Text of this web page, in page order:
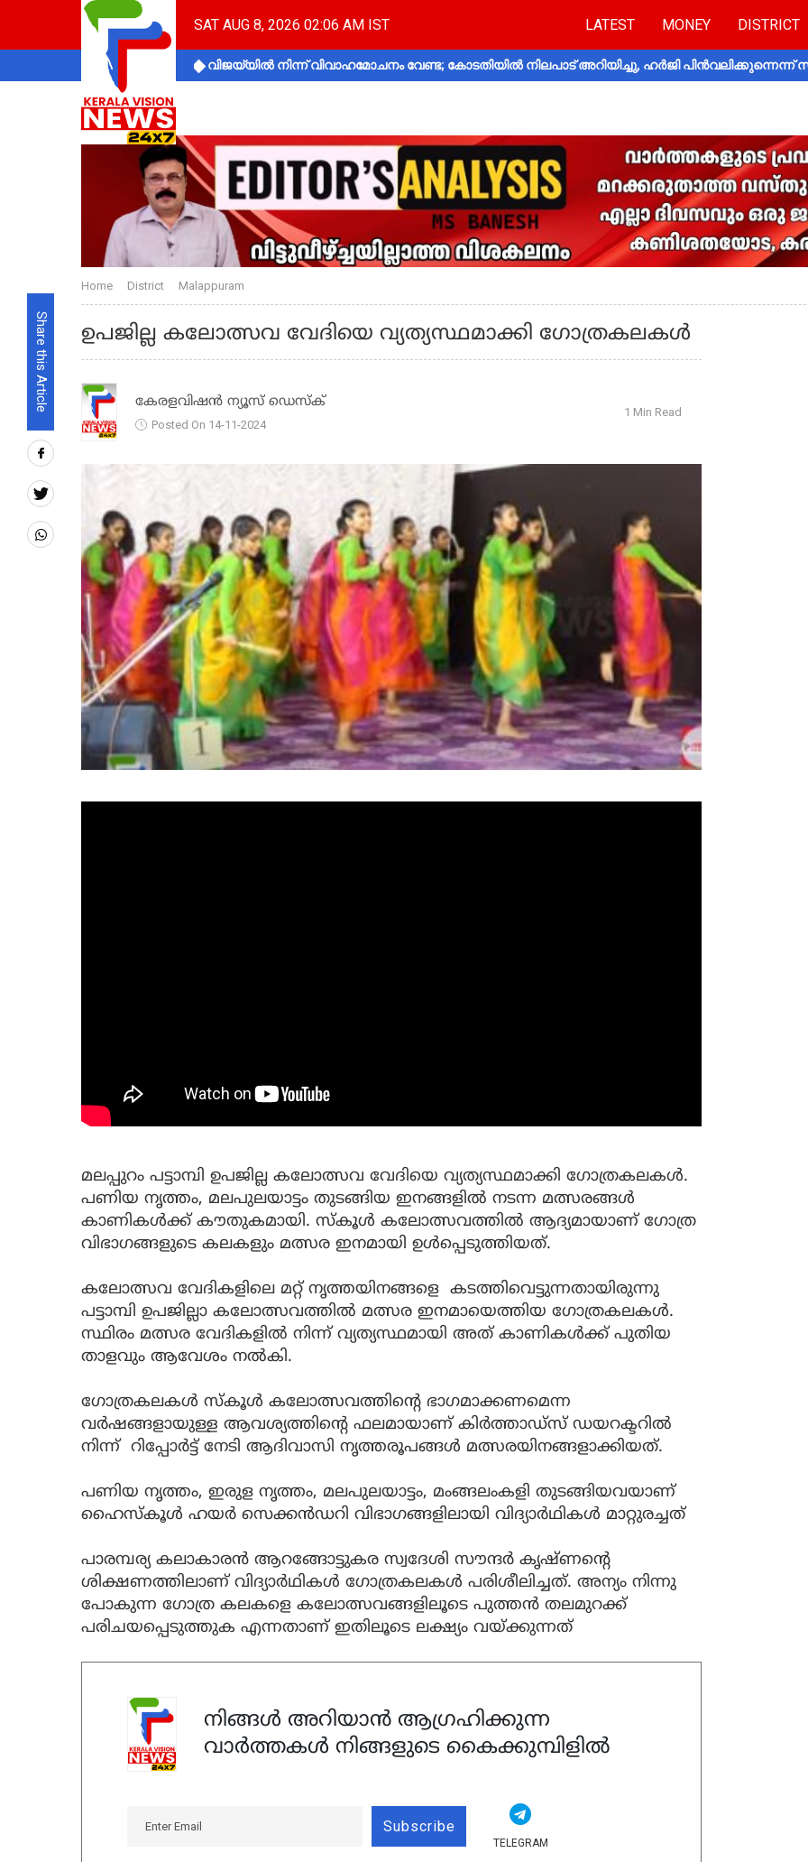
SAT AUG 8, 2026 02:06 AM IST LATEST MONEY DISTRICT
വിജയ്‌യിൽ നിന്ന് വിവാഹമോചനം വേണ്ട; കോടതിയിൽ നിലപാട് അറിയിച്ചു, ഹർജി പിൻവലിക്കുന്നെന്ന്
Share this Article
Home District Malappuram
ഉപജില്ല കലോത്സവ വേദിയെ വ്യത്യസ്ഥമാക്കി ഗോത്രകലകള്‍
കേരളവിഷൻ ന്യൂസ് ഡെസ്‌ക്
Posted On 14-11-2024
1 Min Read
മലപ്പുറം പട്ടാമ്പി ഉപജില്ല കലോത്സവ വേദിയെ വ്യത്യസ്ഥമാക്കി ഗോത്രകലകള്‍.
പണിയ നൃത്തം, മലപുലയാട്ടം തുടങ്ങിയ ഇനങ്ങളില്‍ നടന്ന മത്സരങ്ങള്‍
കാണികള്‍ക്ക് കൗതുകമായി. സ്‌കൂള്‍ കലോത്സവത്തില്‍ ആദ്യമായാണ് ഗോത്ര
വിഭാഗങ്ങളുടെ കലകളും മത്സര ഇനമായി ഉൾപ്പെടുത്തിയത്.
കലോത്സവ വേദികളിലെ മറ്റ് നൃത്തയിനങ്ങളെ കടത്തിവെട്ടുന്നതായിരുന്നു
പട്ടാമ്പി ഉപജില്ലാ കലോത്സവത്തില്‍ മത്സര ഇനമായെത്തിയ ഗോത്രകലകള്‍.
സ്ഥിരം മത്സര വേദികളില്‍ നിന്ന് വ്യത്യസ്ഥമായി അത് കാണികള്‍ക്ക് പുതിയ
താളവും ആവേശം നല്‍കി.
ഗോത്രകലകള്‍ സ്‌കൂള്‍ കലോത്സവത്തിന്റെ ഭാഗമാക്കണമെന്ന
വര്‍ഷങ്ങളായുള്ള ആവശ്യത്തിന്റെ ഫലമായാണ് കിര്‍ത്താഡ്‌സ് ഡയറക്ടറില്‍
നിന്ന് റിപ്പോര്‍ട്ട് നേടി ആദിവാസി നൃത്തരൂപങ്ങള്‍ മത്സരയിനങ്ങളാക്കിയത്.
പണിയ നൃത്തം, ഇരുള നൃത്തം, മലപുലയാട്ടം, മംങ്ങലംകളി തുടങ്ങിയവയാണ്
ഹൈസ്‌കൂള്‍ ഹയര്‍ സെക്കന്‍ഡറി വിഭാഗങ്ങളിലായി വിദ്യാര്‍ഥികള്‍ മാറ്റുരച്ചത്
പാരമ്പര്യ കലാകാരന്‍ ആറങ്ങോട്ടുകര സ്വദേശി സൗന്ദര്‍ കൃഷ്ണന്റെ
ശിക്ഷണത്തിലാണ് വിദ്യാര്‍ഥികള്‍ ഗോത്രകലകള്‍ പരിശീലിച്ചത്. അന്യം നിന്നു
പോകുന്ന ഗോത്ര കലകളെ കലോത്സവങ്ങളിലൂടെ പുത്തന്‍ തലമുറക്ക്
പരിചയപ്പെടുത്തുക എന്നതാണ് ഇതിലൂടെ ലക്ഷ്യം വയ്ക്കുന്നത്
നിങ്ങൾ അറിയാൻ ആഗ്രഹിക്കുന്ന
വാർത്തകൾ നിങ്ങളുടെ കൈക്കുമ്പിളിൽ
Subscribe
TELEGRAM